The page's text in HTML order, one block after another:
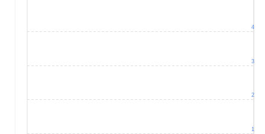
1
2
3
4